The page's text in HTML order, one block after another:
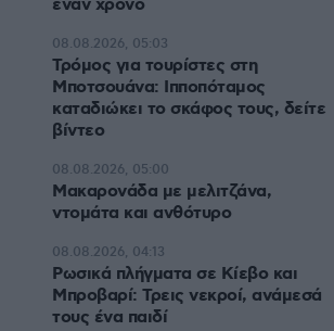
έναν χρόνο
Τρόμος για τουρίστες στη
Μποτσουάνα: Ιπποπόταμος
καταδιώκει το σκάφος τους, δείτε
βίντεο
08.08.2026, 05:03
Μακαρονάδα με μελιτζάνα,
ντομάτα και ανθότυρο
08.08.2026, 05:00
Ρωσικά πλήγματα σε Κίεβο και
Μπροβαρί: Τρεις νεκροί, ανάμεσά
τους ένα παιδί
08.08.2026, 04:13